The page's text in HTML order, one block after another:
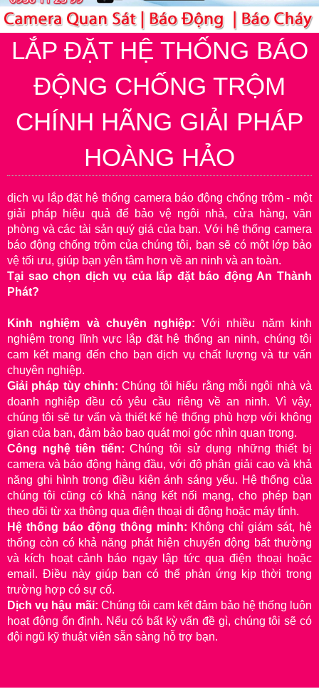
LẮP ĐẶT HỆ THỐNG BÁO
ĐỘNG CHỐNG TRỘM
CHÍNH HÃNG GIẢI PHÁP
HOÀNG HẢO
dịch vụ lắp đặt hệ thống camera báo động chống trộm - một
giải pháp hiệu quả để bảo vệ ngôi nhà, cửa hàng, văn
phòng và các tài sản quý giá của bạn. Với hệ thống camera
báo động chống trộm của chúng tôi, bạn sẽ có một lớp bảo
vệ tối ưu, giúp bạn yên tâm hơn về an ninh và an toàn.
Tại sao chọn dịch vụ của lắp đặt báo động An Thành
Phát?
Kinh nghiệm và chuyên nghiệp: Với nhiều năm kinh
nghiệm trong lĩnh vực lắp đặt hệ thống an ninh, chúng tôi
cam kết mang đến cho bạn dịch vụ chất lượng và tư vấn
chuyên nghiệp.
Giải pháp tùy chỉnh: Chúng tôi hiểu rằng mỗi ngôi nhà và
doanh nghiệp đều có yêu cầu riêng về an ninh. Vì vậy,
chúng tôi sẽ tư vấn và thiết kế hệ thống phù hợp với không
gian của bạn, đảm bảo bao quát mọi góc nhìn quan trọng.
Công nghệ tiên tiến: Chúng tôi sử dụng những thiết bị
camera và báo động hàng đầu, với độ phân giải cao và khả
năng ghi hình trong điều kiện ánh sáng yếu. Hệ thống của
chúng tôi cũng có khả năng kết nối mạng, cho phép bạn
theo dõi từ xa thông qua điện thoại di động hoặc máy tính.
Hệ thống báo động thông minh: Không chỉ giám sát, hệ
thống còn có khả năng phát hiện chuyển động bất thường
và kích hoạt cảnh báo ngay lập tức qua điện thoại hoặc
email. Điều này giúp bạn có thể phản ứng kịp thời trong
trường hợp có sự cố.
Dịch vụ hậu mãi: Chúng tôi cam kết đảm bảo hệ thống luôn
hoạt động ổn định. Nếu có bất kỳ vấn đề gì, chúng tôi sẽ có
đội ngũ kỹ thuật viên sẵn sàng hỗ trợ bạn.